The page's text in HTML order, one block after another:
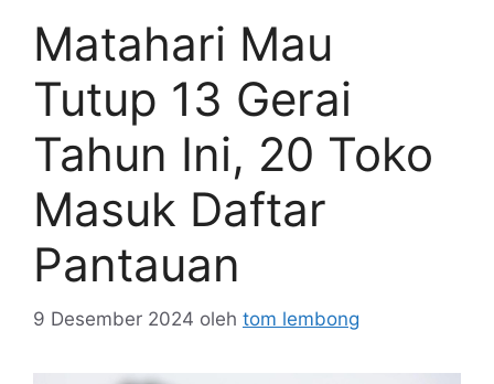
Matahari Mau
Tutup 13 Gerai
Tahun Ini, 20 Toko
Masuk Daftar
Pantauan
9 Desember 2024 oleh tom lembong